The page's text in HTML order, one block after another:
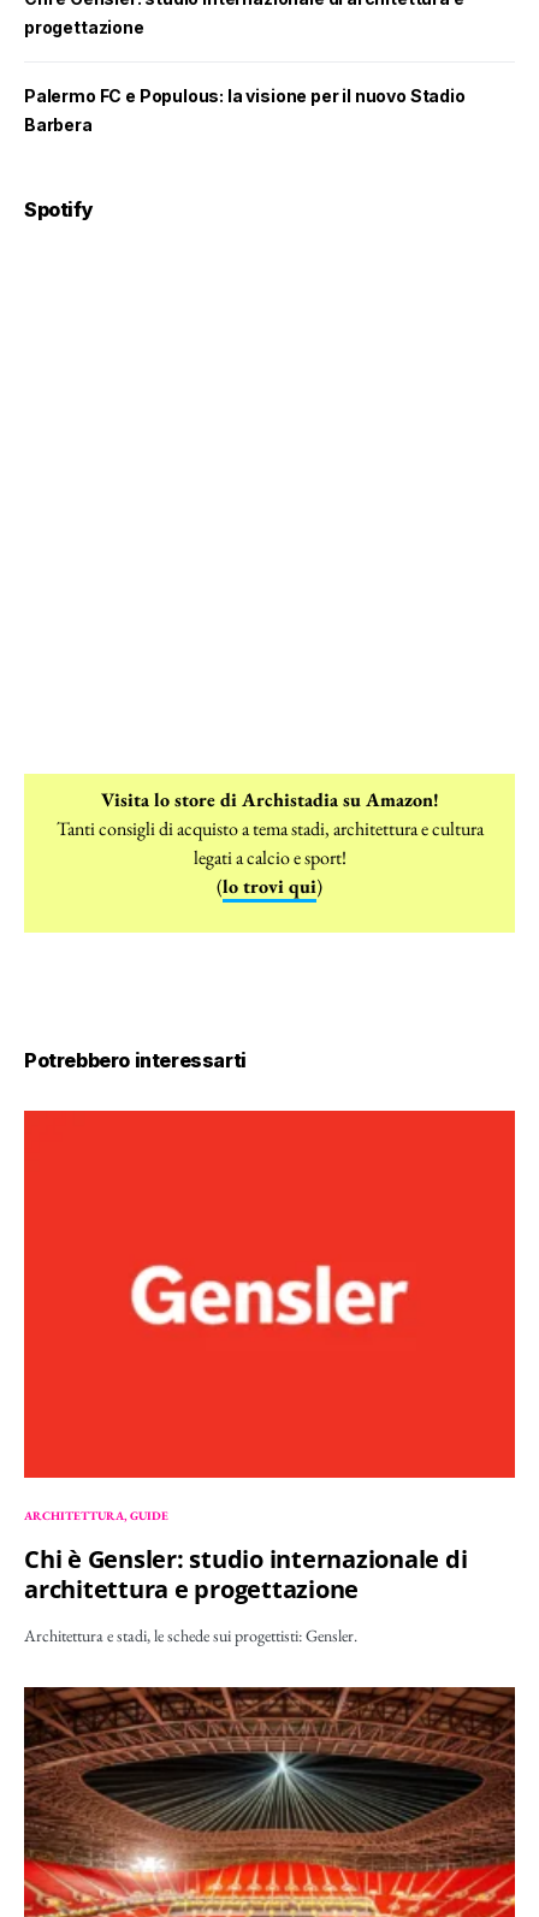
progettazione
Palermo FC e Populous: la visione per il nuovo Stadio
Barbera
Spotify
Visita lo store di Archistadia su Amazon!
Tanti consigli di acquisto a tema stadi, architettura e cultura
legati a calcio e sport!
(lo trovi qui)
Potrebbero interessarti
ARCHITETTURA GUIDE
Chi è Gensler: studio internazionale di
architettura e progettazione
Architettura e stadi, le schede sui progettisti: Gensler.